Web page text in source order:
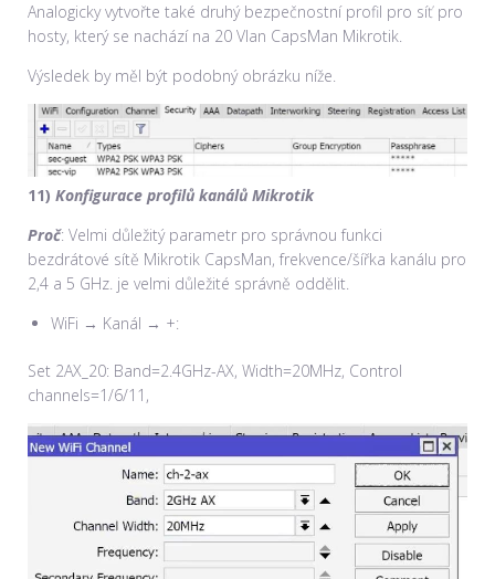
Analogicky vytvořte také druhý bezpečnostní profil pro síť pro
hosty, který se nachází na 20 Vlan CapsMan Mikrotik.
Výsledek by měl být podobný obrázku níže.
11) Konfigurace profilů kanálů Mikrotik
Proč: Velmi důležitý parametr pro správnou funkci
bezdrátové sítě Mikrotik CapsMan, frekvence/šířka kanálu pro
2,4 a 5 GHz. je velmi důležité správně oddělit.
WiFi → Kanál → +:
Set 2AX_20: Band=2.4GHz-AX, Width=20MHz, Control
channels=1/6/11,